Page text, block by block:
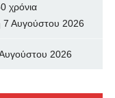
χρόνια
7 Αυγούστου 2026
2026